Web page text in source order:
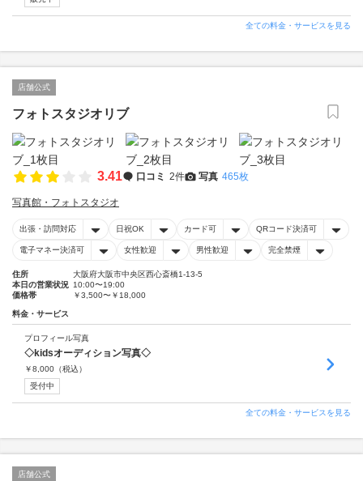
全ての料金・サービスを見る
店舗公式
フォトスタジオリブ
3.41 口コミ 2件 写真 465枚
写真館・フォトスタジオ
出張・訪問対応 日祝OK カード可 QRコード決済可
電子マネー決済可 女性歓迎 男性歓迎 完全禁煙
住所
大阪府大阪市中央区西心斎橋1-13-5
本日の営業状況 10:00〜19:00
価格帯
￥3,500〜￥18,000
料金・サービス
プロフィール写真
◇kidsオーディション写真◇
￥8,000 （税込）
受付中
全ての料金・サービスを見る
店舗公式